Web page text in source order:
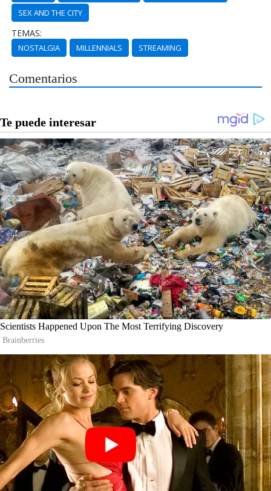
SEX AND THE CITY
TEMAS:
NOSTALGIA MILLENNIALS STREAMING
Comentarios